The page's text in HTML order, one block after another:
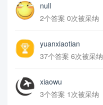
null
2个答案 0次被采纳
yuanxiaotian
37个答案 6次被采纳
xiaowu
3个答案 1次被采纳